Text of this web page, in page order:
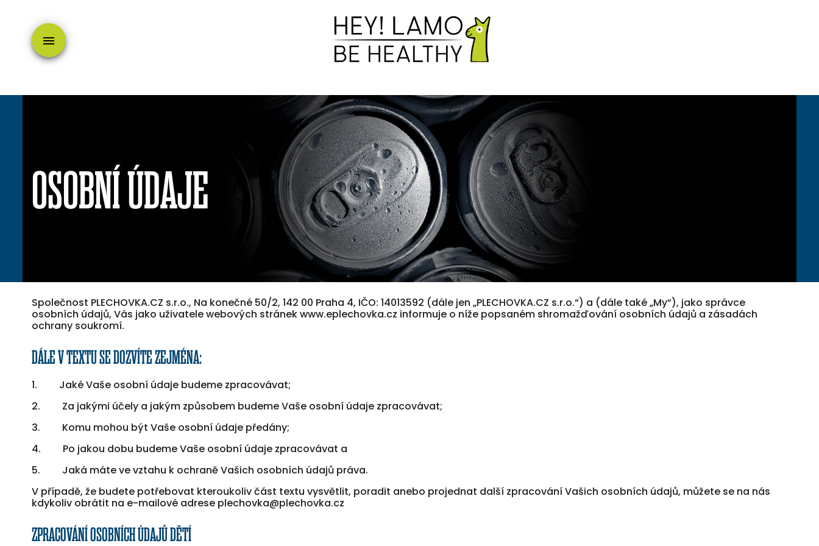
menu
OSOBNÍ ÚDAJE
Společnost PLECHOVKA.CZ s.r.o., Na konečné 50/2, 142 00 Praha 4, IČO: 14013592 (dále jen „PLECHOVKA.CZ s.r.o.“) a (dále také „My“), jako správce
osobních údajů, Vás jako uživatele webových stránek www.eplechovka.cz informuje o níže popsaném shromažďování osobních údajů a zásadách
ochrany soukromí.
DÁLE V TEXTU SE DOZVÍTE ZEJMÉNA:
1. Jaké Vaše osobní údaje budeme zpracovávat;
2. Za jakými účely a jakým způsobem budeme Vaše osobní údaje zpracovávat;
3. Komu mohou být Vaše osobní údaje předány;
4. Po jakou dobu budeme Vaše osobní údaje zpracovávat a
5. Jaká máte ve vztahu k ochraně Vašich osobních údajů práva.
V případě, že budete potřebovat kteroukoliv část textu vysvětlit, poradit anebo projednat další zpracování Vašich osobních údajů, můžete se na nás
kdykoliv obrátit na e-mailové adrese plechovka@plechovka.cz
ZPRACOVÁNÍ OSOBNÍCH ÚDAJŮ DĚTÍ